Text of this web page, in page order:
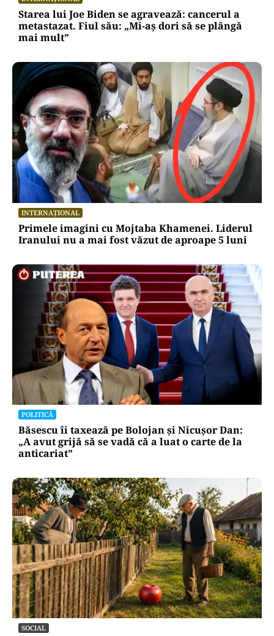
Starea lui Joe Biden se agravează: cancerul a
metastazat. Fiul său: „Mi-aș dori să se plângă
mai mult”
INTERNAȚIONAL
Primele imagini cu Mojtaba Khamenei. Liderul
Iranului nu a mai fost văzut de aproape 5 luni
POLITICĂ
Băsescu îi taxează pe Bolojan și Nicușor Dan:
„A avut grijă să se vadă că a luat o carte de la
anticariat”
SOCIAL